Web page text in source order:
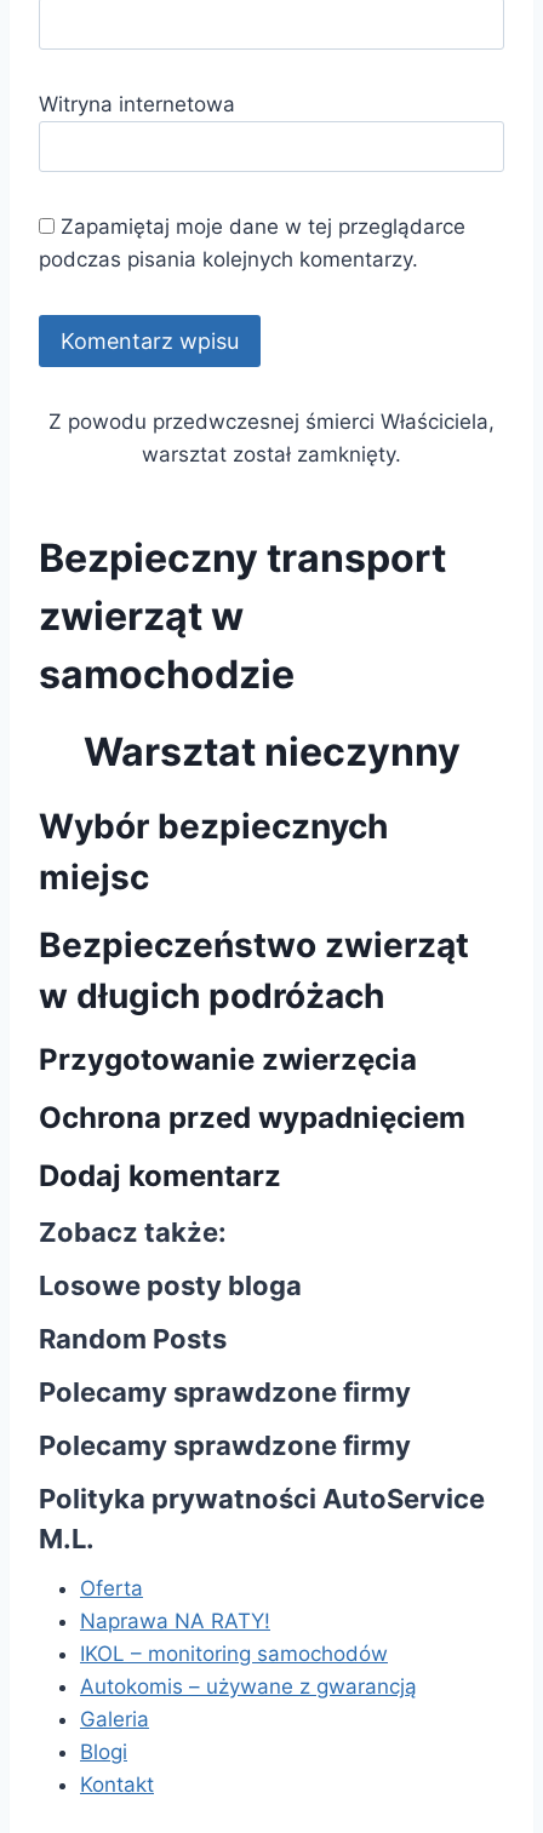
Witryna internetowa
Zapamiętaj moje dane w tej przeglądarce
podczas pisania kolejnych komentarzy.
Z powodu przedwczesnej śmierci Właściciela,
warsztat został zamknięty.
Bezpieczny transport
zwierząt w
samochodzie
Warsztat nieczynny
Wybór bezpiecznych
miejsc
Bezpieczeństwo zwierząt
w długich podróżach
Przygotowanie zwierzęcia
Ochrona przed wypadnięciem
Dodaj komentarz
Zobacz także:
Losowe posty bloga
Random Posts
Polecamy sprawdzone firmy
Polecamy sprawdzone firmy
Polityka prywatności AutoService
M.L.
Oferta
Naprawa NA RATY!
IKOL – monitoring samochodów
Autokomis – używane z gwarancją
Galeria
Blogi
Kontakt